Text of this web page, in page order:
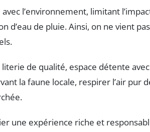
l’environnement, limitant
de pluie. Ainsi, on ne vient
de qualité, espace détente
la faune locale, respirer l’air pur
une expérience riche et